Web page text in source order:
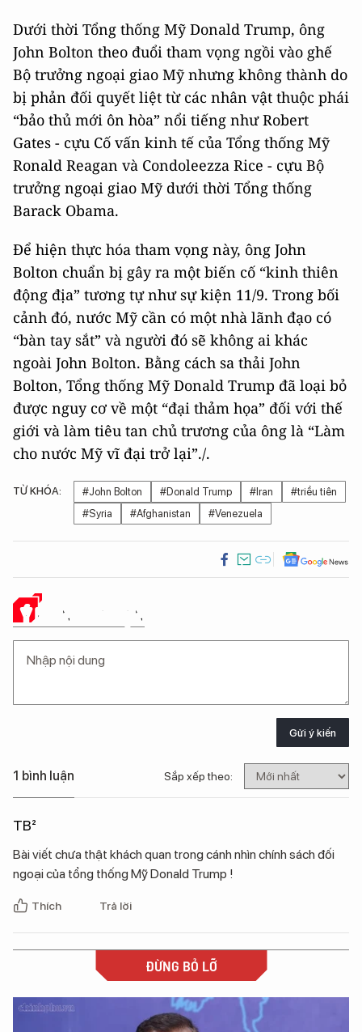
Dưới thời Tổng thống Mỹ Donald Trump, ông
John Bolton theo đuổi tham vọng ngồi vào ghế
Bộ trưởng ngoại giao Mỹ nhưng không thành do
bị phản đối quyết liệt từ các nhân vật thuộc phái
“bảo thủ mới ôn hòa” nổi tiếng như Robert
Gates - cựu Cố vấn kinh tế của Tổng thống Mỹ
Ronald Reagan và Condoleezza Rice - cựu Bộ
trưởng ngoại giao Mỹ dưới thời Tổng thống
Barack Obama.
Để hiện thực hóa tham vọng này, ông John
Bolton chuẩn bị gây ra một biến cố “kinh thiên
động địa” tương tự như sự kiện 11/9. Trong bối
cảnh đó, nước Mỹ cần có một nhà lãnh đạo có
“bàn tay sắt” và người đó sẽ không ai khác
ngoài John Bolton. Bằng cách sa thải John
Bolton, Tổng thống Mỹ Donald Trump đã loại bỏ
được nguy cơ về một “đại thảm họa” đối với thế
giới và làm tiêu tan chủ trương của ông là “Làm
cho nước Mỹ vĩ đại trở lại”./.
TỪ KHÓA: #John Bolton #Donald Trump #Iran
#triều tiên
#Syria
#Afghanistan #Venezuela
Ý KIẾN CỦA BẠN
Gửi ý kiến
1 bình luận Sắp xếp theo:
TB²
Bài viết chưa thật khách quan trong cánh nhìn chính sách đối
ngoại của tổng thống Mỹ Donald Trump !
Thích Trả lời
ĐỪNG BỎ LỠ